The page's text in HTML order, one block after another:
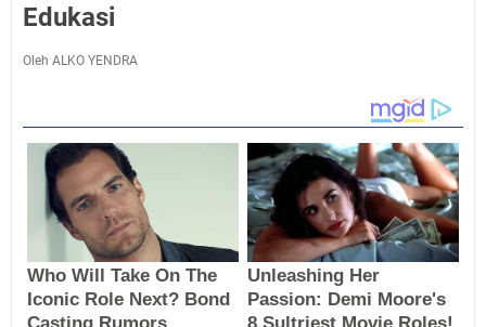
Edukasi
Oleh ALKO YENDRA